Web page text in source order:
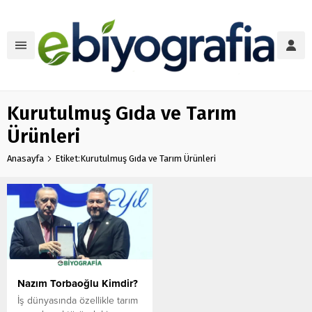
Kurutulmuş Gıda ve Tarım
Ürünleri
Anasayfa Etiket:Kurutulmuş Gıda ve Tarım Ürünleri
Nazım Torbaoğlu Kimdir?
İş dünyasında özellikle tarım